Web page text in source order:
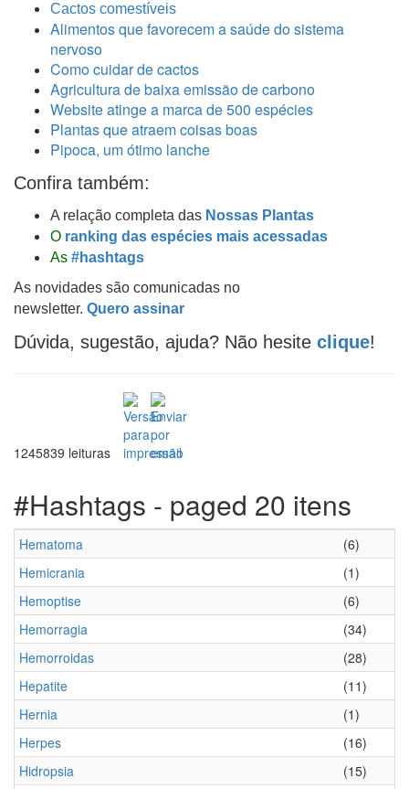
Cactos comestíveis
Alimentos que favorecem a saúde do sistema
nervoso
Como cuidar de cactos
Agricultura de baixa emissão de carbono
Website atinge a marca de 500 espécies
Plantas que atraem coisas boas
Pipoca, um ótimo lanche
Confira também:
A relação completa das Nossas Plantas
O ranking das espécies mais acessadas
As #hashtags
As novidades são comunicadas no
newsletter. Quero assinar
Dúvida, sugestão, ajuda? Não hesite clique!
1245839 leituras
#Hashtags - paged 20 itens
Hematoma
(6)
Hemicrania
(1)
Hemoptise
(6)
Hemorragia
(34)
Hemorroidas
(28)
Hepatite
(11)
Hernia
(1)
Herpes
(16)
Hidropsia
(15)